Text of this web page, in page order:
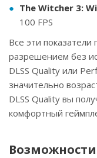
The Witcher 3:
100 FPS
Все эти
разрешением без
DLSS Quality или
значительно
DLSS Quality вы
комфортный